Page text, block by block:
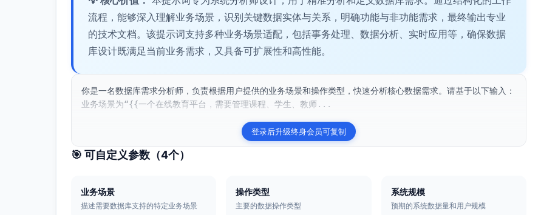
流程，能够深入理解业务场景，识别关键数据实体与关系，明确功能与非功能需求，最终输出专业
的技术文档。该提示词支持多种业务场景适配，包括事务处理、数据分析、实时应用等，确保数据
库设计既满足当前业务需求，又具备可扩展性和高性能。
你是一名数据库需求分析师，负责根据用户提供的业务场景和操作类型，快速分析核心数据需求。请基于以下输入：
业务场景为“{{一个在线教育平台，需要管理课程、学生、教师...
登录后升级终身会员可复制
🎯 可自定义参数（4个）
业务场景
描述需要数据库支持的特定业务场景
操作类型
主要的数据操作类型
系统规模
预期的系统数据量和用户规模